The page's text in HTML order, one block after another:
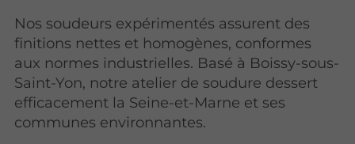
Nos soudeurs expérimentés assurent des
finitions nettes et homogènes, conformes
aux normes industrielles. Basé à Boissy-sous-
Saint-Yon, notre atelier de soudure dessert
efficacement la Seine-et-Marne et ses
communes environnantes.